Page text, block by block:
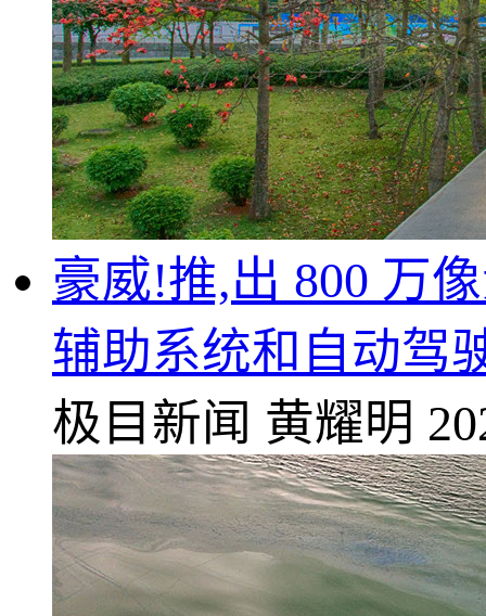
豪威!推,出 800 万
辅助系统和自动驾
极目新闻 黄耀明